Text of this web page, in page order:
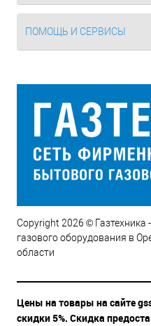
ПОМОЩЬ И СЕРВИСЫ
Copyright 2026 ©
газового оборудования в
области
Цены на товары на сайте
скидки 5%. Скидка